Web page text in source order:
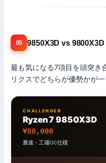
05 9850X3D vs
最も気になる7項目を頭突き
リクスでどちらが優勢かが
CHALLENGER
Ryzen 7 9850X3D
¥88,000
最速・工場OC仕様